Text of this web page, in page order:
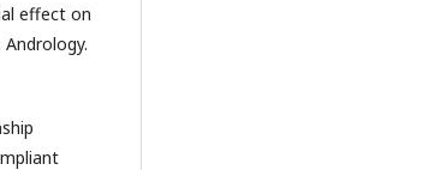
effect on